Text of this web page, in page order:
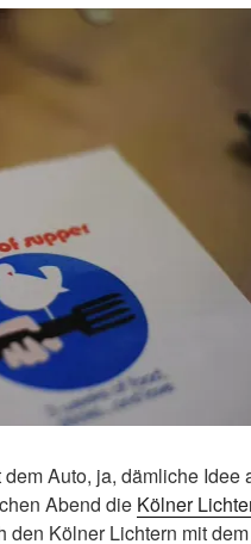
Auto, ja, dämliche Idee
Abend die Kölner
den Kölner Lichtern mit dem